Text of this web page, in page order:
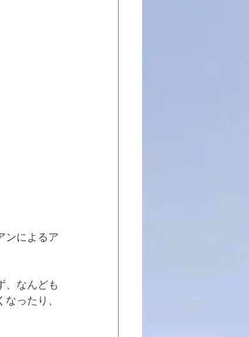
ンによるア
、なんども
ったり、